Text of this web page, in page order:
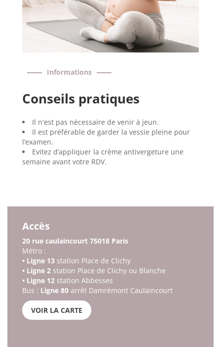
Informations
Conseils pratiques
Il n'est pas nécessaire de venir à jeun.
Il est préférable de garder la vessie pleine pour
l’examen.
Evitez d’appliquer la crème antivergeture une
semaine avant votre RDV.
Accès
20 rue caulaincourt 75018 Paris
Métro :
• Ligne 13station Place de Clichy
• Ligne 2station Place de Clichy ou Blanche
• Ligne 12station Abbesses
Bus : Ligne 80arrêt Damrémont Caulaincourt
VOIR LA CARTE